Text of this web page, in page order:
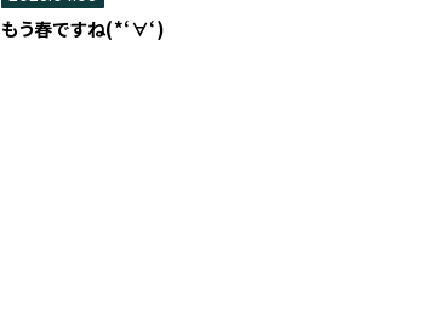
もう春ですね(*‘∀‘)